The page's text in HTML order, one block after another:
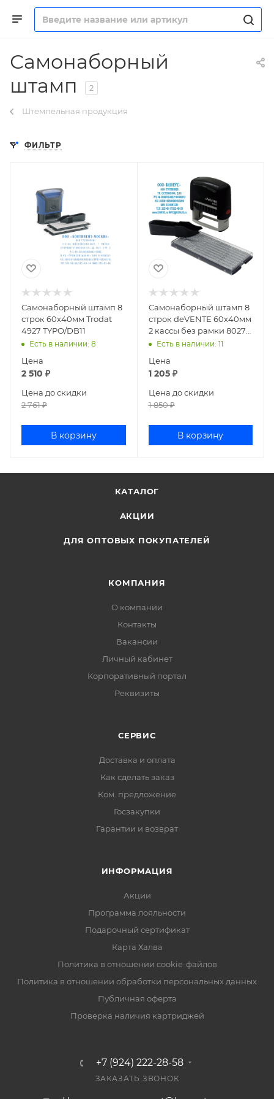
Самонаборный
штамп
2
Штемпельная продукция
ФИЛЬТР
Самонаборный штамп 8
строк 60х40мм Trodat
4927 TYPO/DB11
Есть в наличии: 8
Цена
2 510 ₽
Цена до скидки
2 761₽
В корзину
Самонаборный штамп 8
строк deVENTE 60х40мм
2 кассы без рамки 8027
4116306
Есть в наличии: 11
Цена
1 205₽
Цена до скидки
1 850₽
В корзину
КАТАЛОГ
АКЦИИ
ДЛЯ ОПТОВЫХ ПОКУПАТЕЛЕЙ
КОМПАНИЯ
О компании
Контакты
Вакансии
Личный кабинет
Корпоративный портал
Реквизиты
СЕРВИС
Доставка и оплата
Как сделать заказ
Ком. предложение
Госзакупки
Гарантии и возврат
ИНФОРМАЦИЯ
Акции
Программа лояльности
Подарочный сертификат
Карта Халва
Политика в отношении cookie-файлов
Политика в отношении обработки персональных данных
Публичная оферта
Проверка наличия картриджей
+7 (924) 222-28-58
ЗАКАЗАТЬ ЗВОНОК